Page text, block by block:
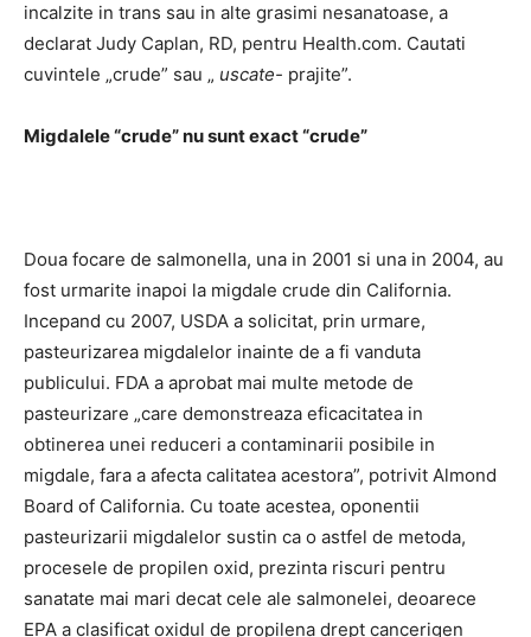
incalzite in trans sau in alte grasimi nesanatoase, a
declarat Judy Caplan, RD, pentru Health.com. Cautati
cuvintele „crude” sau „ uscate- prajite”.
Migdalele “crude” nu sunt exact “crude”
Doua focare de salmonella, una in 2001 si una in 2004, au
fost urmarite inapoi la migdale crude din California.
Incepand cu 2007, USDA a solicitat, prin urmare,
pasteurizarea migdalelor inainte de a fi vanduta
publicului. FDA a aprobat mai multe metode de
pasteurizare „care demonstreaza eficacitatea in
obtinerea unei reduceri a contaminarii posibile in
migdale, fara a afecta calitatea acestora”, potrivit Almond
Board of California. Cu toate acestea, oponentii
pasteurizarii migdalelor sustin ca o astfel de metoda,
procesele de propilen oxid, prezinta riscuri pentru
sanatate mai mari decat cele ale salmonelei, deoarece
EPA a clasificat oxidul de propilena drept cancerigen